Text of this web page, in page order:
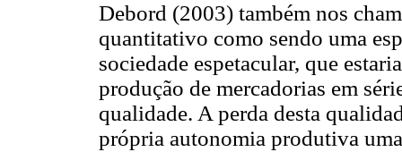
Debord (2003) também nos
quantitativo como sendo uma
sociedade espetacular, que
produção de mercadorias em
qualidade. A perda desta
própria autonomia produtiva